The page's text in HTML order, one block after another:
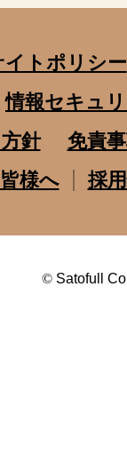
イトポリシー
情報セキュ
針
免責
様へ
採
© Satofull